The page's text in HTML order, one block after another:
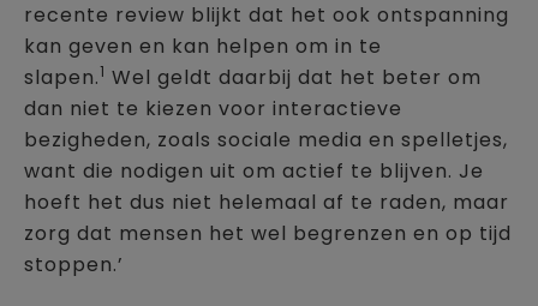
recente review blijkt dat het ook ontspanning
kan geven en kan helpen om in te
slapen.1 Wel geldt daarbij dat het beter om
dan niet te kiezen voor interactieve
bezigheden, zoals sociale media en spelletjes,
want die nodigen uit om actief te blijven. Je
hoeft het dus niet helemaal af te raden, maar
zorg dat mensen het wel begrenzen en op tijd
stoppen.’